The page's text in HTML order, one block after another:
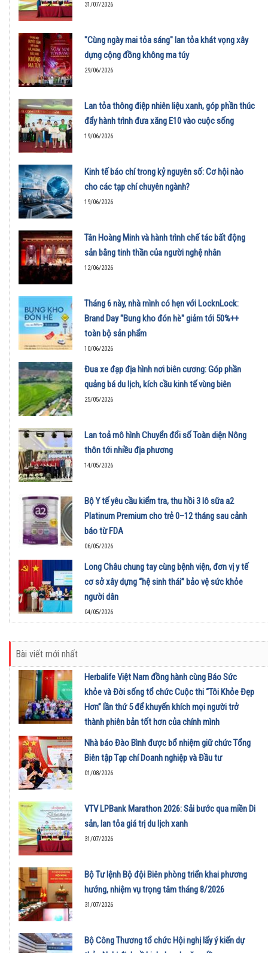
31/07/2026
"Cùng ngày mai tỏa sáng" lan tỏa khát vọng xây
dựng cộng đồng không ma túy
29/06/2026
Lan tỏa thông điệp nhiên liệu xanh, góp phần thúc
đẩy hành trình đưa xăng E10 vào cuộc sống
19/06/2026
Kinh tế báo chí trong kỷ nguyên số: Cơ hội nào
cho các tạp chí chuyên ngành?
19/06/2026
Tân Hoàng Minh và hành trình chế tác bất động
sản bằng tinh thần của người nghệ nhân
12/06/2026
Tháng 6 này, nhà mình có hẹn với LocknLock:
Brand Day "Bung kho đón hè" giảm tới 50%++
toàn bộ sản phẩm
10/06/2026
Đua xe đạp địa hình nơi biên cương: Góp phần
quảng bá du lịch, kích cầu kinh tế vùng biên
25/05/2026
Lan toả mô hình Chuyển đổi số Toàn diện Nông
thôn tới nhiều địa phương
14/05/2026
Bộ Y tế yêu cầu kiểm tra, thu hồi 3 lô sữa a2
Platinum Premium cho trẻ 0–12 tháng sau cảnh
báo từ FDA
06/05/2026
Long Châu chung tay cùng bệnh viện, đơn vị y tế
cơ sở xây dựng “hệ sinh thái” bảo vệ sức khỏe
người dân
04/05/2026
Bài viết mới nhất
Herbalife Việt Nam đồng hành cùng Báo Sức
khỏe và Đời sống tổ chức Cuộc thi “Tôi Khỏe Đẹp
Hơn” lần thứ 5 để khuyến khích mọi người trở
thành phiên bản tốt hơn của chính mình
01/08/2026
Nhà báo Đào Bình được bổ nhiệm giữ chức Tổng
Biên tập Tạp chí Doanh nghiệp và Đầu tư
01/08/2026
VTV LPBank Marathon 2026: Sải bước qua miền Di
sản, lan tỏa giá trị du lịch xanh
31/07/2026
Bộ Tư lệnh Bộ đội Biên phòng triển khai phương
hướng, nhiệm vụ trọng tâm tháng 8/2026
31/07/2026
Bộ Công Thương tổ chức Hội nghị lấy ý kiến dự